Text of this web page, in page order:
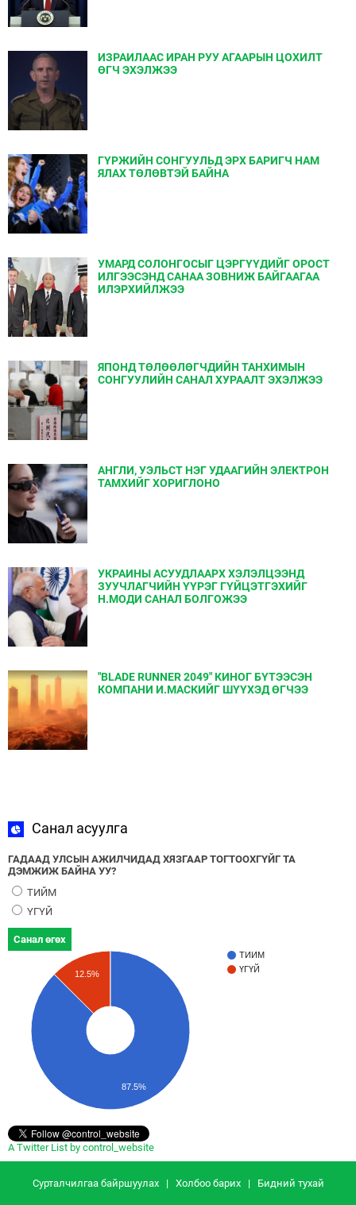
ИЗРАИЛААС ИРАН РУУ АГААРЫН ЦОХИЛТ
ӨГЧ ЭХЭЛЖЭЭ
ГҮРЖИЙН СОНГУУЛЬД ЭРХ БАРИГЧ НАМ
ЯЛАХ ТӨЛӨВТЭЙ БАЙНА
УМАРД СОЛОНГОСЫГ ЦЭРГҮҮДИЙГ ОРОСТ
ИЛГЭЭСЭНД САНАА ЗОВНИЖ БАЙГААГАА
ИЛЭРХИЙЛЖЭЭ
ЯПОНД ТӨЛӨӨЛӨГЧДИЙН ТАНХИМЫН
СОНГУУЛИЙН САНАЛ ХУРААЛТ ЭХЭЛЖЭЭ
АНГЛИ, УЭЛЬСТ НЭГ УДААГИЙН ЭЛЕКТРОН
ТАМХИЙГ ХОРИГЛОНО
УКРАИНЫ АСУУДЛААРХ ХЭЛЭЛЦЭЭНД
ЗУУЧЛАГЧИЙН ҮҮРЭГ ГҮЙЦЭТГЭХИЙГ
Н.МОДИ САНАЛ БОЛГОЖЭЭ
"BLADE RUNNER 2049" КИНОГ БҮТЭЭСЭН
КОМПАНИ И.МАСКИЙГ ШҮҮХЭД ӨГЧЭЭ
Санал асуулга
ГАДААД УЛСЫН АЖИЛЧИДАД ХЯЗГААР ТОГТООХГҮЙГ ТА
ДЭМЖИЖ БАЙНА УУ?
ТИЙМ
ҮГҮЙ
Санал өгөх
ТИЙМ
ҮГҮЙ
12.5%
87.5%
A Twitter List by control_website
Сурталчилгаа байршуулах| Холбоо барих| Бидний тухай